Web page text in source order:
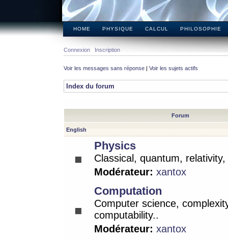
HOME PHYSIQUE CALCUL PHILOSOPHIE
Connexion Inscription
Voir les messages sans réponse | Voir les sujets actifs
Index du forum
Forum
English
Physics
Classical, quantum,
Modérateur: xantox
Computation
Computer science,
computability..
Modérateur: xantox